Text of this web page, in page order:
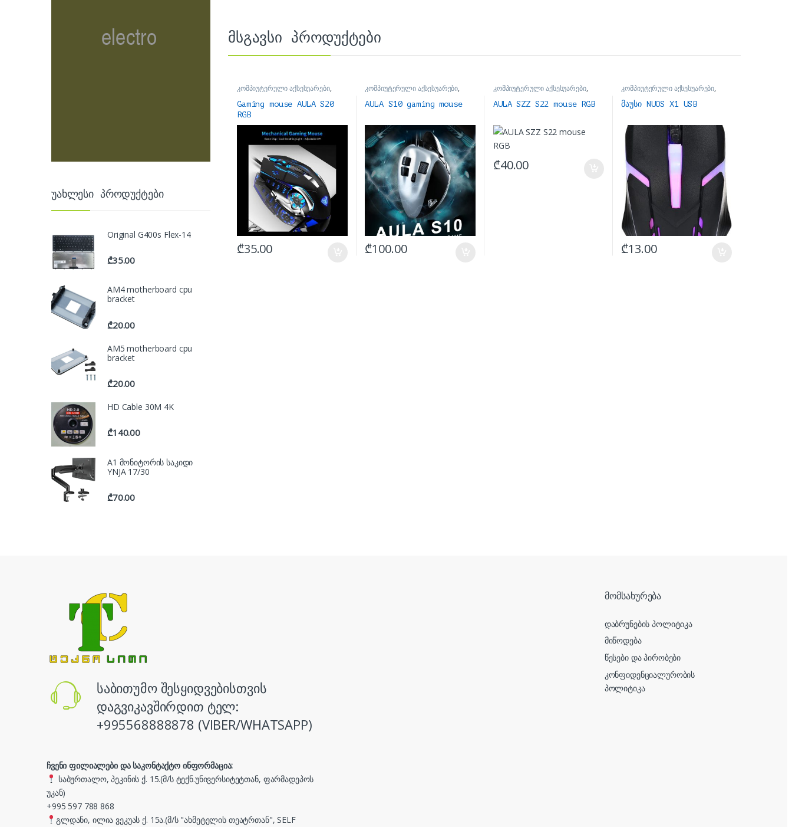
მსგავსი პროდუქტები
კომპიუტერული აქსესუარები,
მაუსები
Gaming mouse AULA S20
RGB
₾35.00
კომპიუტერული აქსესუარები,
მაუსები
AULA S10 gaming mouse
₾100.00
კომპიუტერული აქსესუარები,
მაუსები
AULA SZZ S22 mouse RGB
₾40.00
კომპიუტერული აქსესუარები,
მაუსები
მაუსი NUOS X1 USB
₾13.00
უახლესი პროდუქტები
Original G400s Flex-14
₾35.00
AM4 motherboard cpu
bracket
₾20.00
AM5 motherboard cpu
bracket
₾20.00
HD Cable 30M 4K
₾140.00
A1 მონიტორის საკიდი
YNJA 17/30
₾70.00
საბითუმო შესყიდვებისთვის
დაგვიკავშირდით ტელ:
+995568888878 (VIBER/WHATSAPP)
ჩვენი ფილიალები და საკონტაქტო ინფორმაცია:
საბურთალო, პეკინის ქ. 15.(მ/ს ტექნ.უნივერსიტეტთან, ფარმადეპოს
უკან)
+995 597 788 868
გლდანი, ილია ვეკუას ქ. 15ა.(მ/ს "ახმეტელის თეატრთან", SELF
მომსახურება
დაბრუნების პოლიტიკა
მიწოდება
წესები და პირობები
კონფიდენციალურობის
პოლიტიკა